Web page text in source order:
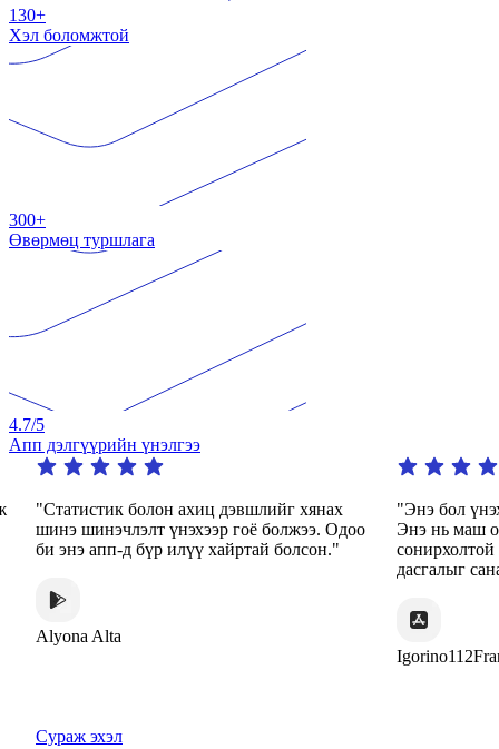
130+
Хэл боломжтой
300+
Өвөрмөц туршлага
4.7/5
Апп дэлгүүрийн үнэлгээ
"Статистик болон ахиц дэвшлийг хянах
шинэ шинэчлэлт үнэхээр гоё болжээ. Одоо
би энэ апп-д бүр илүү хайртай болсон."
Alyona Alta
"Энэ бол
Энэ нь маш
сонирхолтой
дасгалыг
Сураж эхэл